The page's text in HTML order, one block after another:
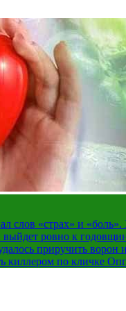
слов «страх» и
ровно к
приручить ворон
киллером по кличке